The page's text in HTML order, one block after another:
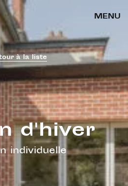
MENU
d'hiver
individuelle
à la liste